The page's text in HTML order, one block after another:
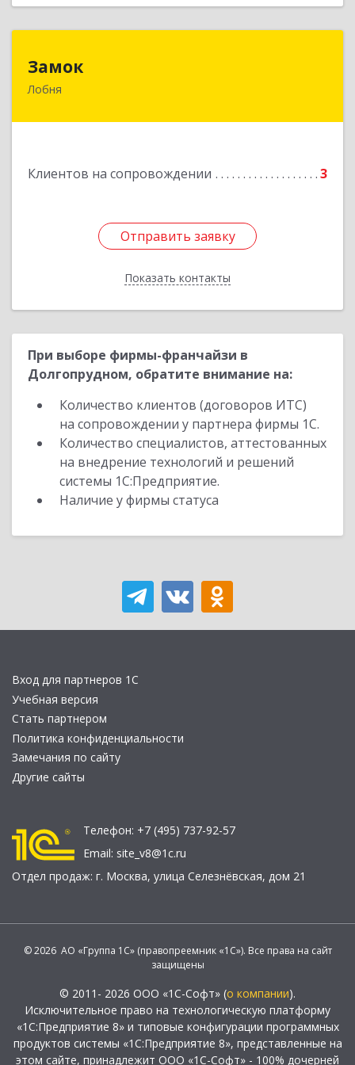
Замок
Лобня
Клиентов на сопровождении 3
Отправить заявку
Показать контакты
Россия, 141730, Московская область, г. Лобня,
Отправить заявку
Назад
При выборе фирмы-франчайзи в
Долгопрудном, обратите внимание на:
Количество клиентов (договоров ИТС)
на сопровождении у партнера фирмы 1С.
Количество специалистов, аттестованных
на внедрение технологий и решений
системы 1С:Предприятие.
Наличие у фирмы статуса
Вход для партнеров 1С
Учебная версия
Стать партнером
Политика конфиденциальности
Замечания по сайту
Другие сайты
Телефон: +7 (495) 737-92-57
Email: site_v8@1c.ru
Отдел продаж: г. Москва, улица Селезнёвская, дом 21
© 2026 АО «Группа 1С» (правопреемник «1С»). Все права на сайт
защищены
© 2011- 2026 ООО «1С-Софт» (о компании).
Исключительное право на технологическую платформу
«1С:Предприятие 8» и типовые конфигурации программных
продуктов системы «1С:Предприятие 8», представленные на
этом сайте, принадлежит ООО «1С-Софт» - 100% дочерней